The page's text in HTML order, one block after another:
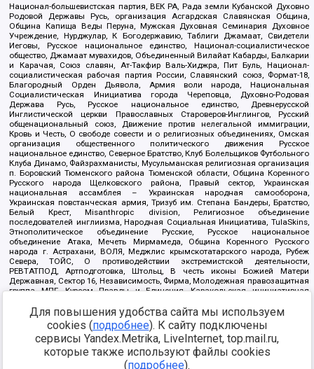
Национал-большевистская партия, ВЕК РА, Рада земли Кубанской Духовно
Родовой Державы Русь, организация Асгардская Славянская Община,
Община Капища Веды Перуна, Мужская Духовная Семинария Духовное
Учреждение, Нурджулар, К Богодержавию, Таблиги Джамаат, Свидетели
Иеговы, Русское национальное единство, Национал-социалистическое
общество, Джамаат мувахидов, Объединенный Вилайат Кабарды, Балкарии
и Карачая, Союз славян, Ат-Такфир Валь-Хиджра, Пит Буль, Национал-
социалистическая рабочая партия России, Славянский союз, Формат-18,
Благородный Орден Дьявола, Армия воли народа, Национальная
Социалистическая Инициатива города Череповца, Духовно-Родовая
Держава Русь, Русское национальное единство, Древнерусской
Инглистической церкви Православных Староверов-Инглингов, Русский
общенациональный союз, Движение против нелегальной иммиграции,
Кровь и Честь, О свободе совести и о религиозных объединениях, Омская
организация общественного политического движения Русское
национальное единство, Северное Братство, Клуб Болельщиков Футбольного
Клуба Динамо, Файзрахманисты, Мусульманская религиозная организация
п. Боровский Тюменского района Тюменской области, Община Коренного
Русского народа Щелковского района, Правый сектор, Украинская
национальная ассамблея – Украинская народная самооборона,
Украинская повстанческая армия, Тризуб им. Степана Бандеры, Братство,
Белый Крест, Misanthropic division, Религиозное объединение
последователей инглиизма, Народная Социальная Инициатива, TulaSkins,
Этнополитическое объединение Русские, Русское национальное
объединение Атака, Мечеть Мирмамеда, Община Коренного Русского
народа г. Астрахани, ВОЛЯ, Меджлис крымскотатарского народа, Рубеж
Севера, ТОЙС, О противодействии экстремистской деятельности,
РЕВТАТПОД, Артподготовка, Штольц, В честь иконы Божией Матери
Державная, Сектор 16, Независимость, Фирма, Молодежная правозащитная
группа МПГ, Курсом Правды и Единения, Каракольская инициативная
Благотворительный пансионат Ак Умут, Русская республика Русь,
Арестантское уголовное единство, Башкорт, Нация и свобода, W.H.С., Фалунь
Дафа, Иртыш Ultras, Русский Патриотический клуб-Новокузнецк/РПК,
Сибирский державный союз, Фонд борьбы с коррупцией, Фонд защиты прав
граждан, Штабы Навального, Совет граждан СССР Прикубанского округа г.
Для повышения удобства сайта мы используем
cookies (подробнее). К сайту подключены
сервисы Yandex.Metrika, LiveInternet, top.mail.ru,
которые также используют файлы cookies
(подробнее).